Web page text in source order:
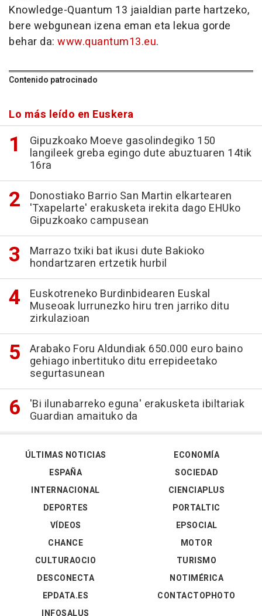
Knowledge-Quantum 13 jaialdian parte hartzeko,
bere webgunean izena eman eta lekua gorde
behar da: www.quantum13.eu.
Contenido patrocinado
Lo más leído en Euskera
Gipuzkoako Moeve gasolindegiko 150
langileek greba egingo dute abuztuaren 14tik
16ra
Donostiako Barrio San Martin elkartearen
'Txapelarte' erakusketa irekita dago EHUko
Gipuzkoako campusean
Marrazo txiki bat ikusi dute Bakioko
hondartzaren ertzetik hurbil
Euskotreneko Burdinbidearen Euskal
Museoak lurrunezko hiru tren jarriko ditu
zirkulazioan
Arabako Foru Aldundiak 650.000 euro baino
gehiago inbertituko ditu errepideetako
segurtasunean
'Bi ilunabarreko eguna' erakusketa ibiltariak
Guardian amaituko da
ÚLTIMAS NOTICIAS
ESPAÑA
INTERNACIONAL
DEPORTES
VÍDEOS
ECONOMÍA
SOCIEDAD
CIENCIAPLUS
PORTALTIC
EPSOCIAL
CHANCE
CULTURAOCIO
DESCONECTA
EPDATA.ES
INFOSALUS
MOTOR
TURISMO
NOTIMÉRICA
CONTACTOPHOTO